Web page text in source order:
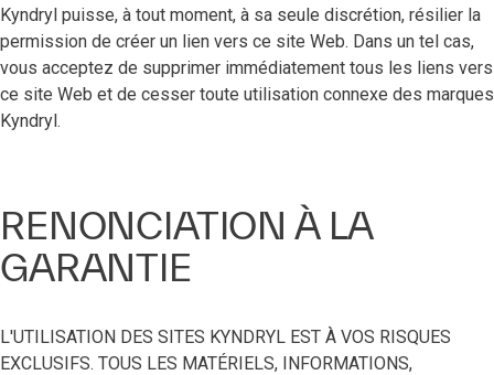
Kyndryl puisse, à tout moment, à sa seule discrétion, résilier la
permission de créer un lien vers ce site Web. Dans un tel cas,
vous acceptez de supprimer immédiatement tous les liens vers
ce site Web et de cesser toute utilisation connexe des marques
Kyndryl.
RENONCIATION À LA
GARANTIE
L'UTILISATION DES SITES KYNDRYL EST À VOS RISQUES
EXCLUSIFS. TOUS LES MATÉRIELS, INFORMATIONS,